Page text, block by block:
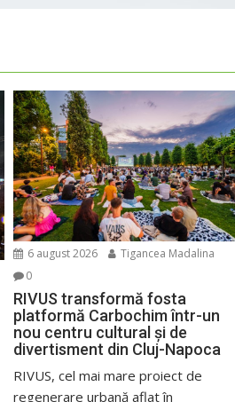
6 august 2026
Tigancea Madalina
0
RIVUS transformă fosta
platformă Carbochim într-un
nou centru cultural și de
divertisment din Cluj-Napoca
RIVUS, cel mai mare proiect de
regenerare urbană aflat în